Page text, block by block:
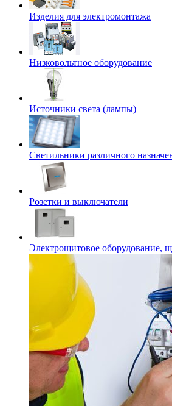
Изделия для электромонтажа
Низковольтное оборудование
Источники света (лампы)
Светильники различного
Розетки и выключатели
Электрощитовое оборудование,